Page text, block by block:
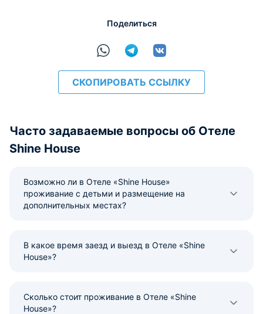
Поделиться
СКОПИРОВАТЬ ССЫЛКУ
Часто задаваемые вопросы об Отеле
Shine House
Возможно ли в Отеле «Shine House»
проживание с детьми и размещение на
дополнительных местах?
В какое время заезд и выезд в Отеле «Shine
House»?
Сколько стоит проживание в Отеле «Shine
House»?